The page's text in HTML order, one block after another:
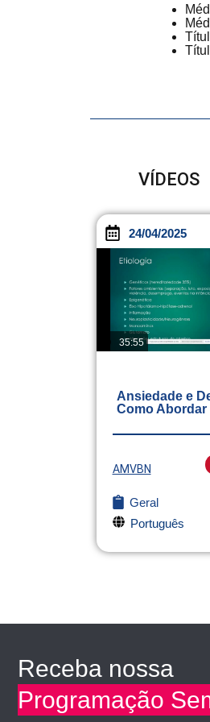
VÍDEOS
24/04/2025
35:55
Ansiedade e
Como Abordar
AMVBN
Geral
Português
Receba nossa
Programação